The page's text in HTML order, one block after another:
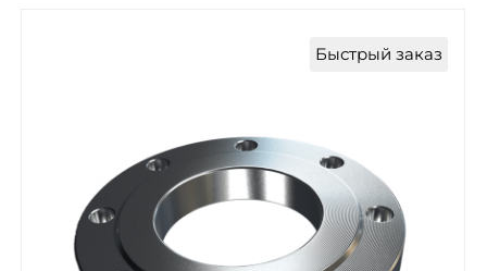
Быстрый заказ